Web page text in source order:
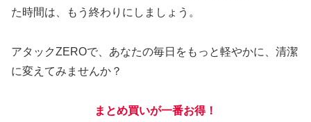
た時間は、もう終わりにしましょう。
アタックZEROで、あなたの毎日をもっと軽やかに、清潔
に変えてみませんか？
まとめ買いが一番お得！